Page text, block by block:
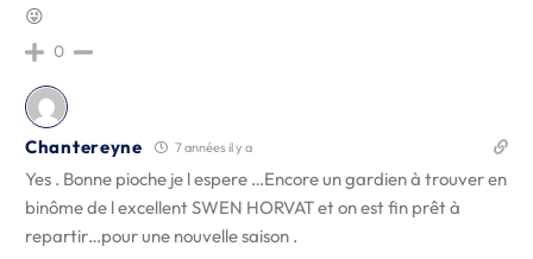
😜
0
Chantereyne 7 années il y a
Yes . Bonne pioche je l espere …Encore un gardien à trouver en
binôme de l excellent SWEN HORVAT et on est fin prêt à
repartir…pour une nouvelle saison .